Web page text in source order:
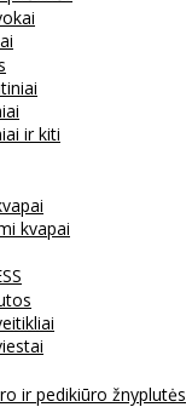
ir kiti
kvapai
ir pedikiūro žnyplutės